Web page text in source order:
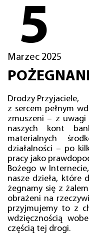
5
Marzec 2025
Drodzy Przyjaciele,
z sercem pełnym
zmuszeni – z uwagi
naszych kont
materialnych
działalności – po
pracy jako
Bożego w
nasze dzieła, które
żegnamy się z
obrażeni na
przyjmujemy to z
wdzięcznością
częścią tej drogi.